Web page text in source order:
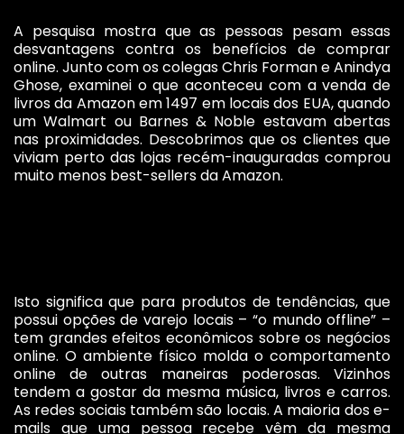
A pesquisa mostra que as pessoas pesam essas
desvantagens contra os benefícios de comprar
online. Junto com os colegas Chris Forman e Anindya
Ghose, examinei o que aconteceu com a venda de
livros da Amazon em 1497 em locais dos EUA, quando
um Walmart ou Barnes & Noble estavam abertas
nas proximidades. Descobrimos que os clientes que
viviam perto das lojas recém-inauguradas comprou
muito menos best-sellers da Amazon.
Isto significa que para produtos de tendências, que
possui opções de varejo locais – “o mundo offline” –
tem grandes efeitos econômicos sobre os negócios
online. O ambiente físico molda o comportamento
online de outras maneiras poderosas. Vizinhos
tendem a gostar da mesma música, livros e carros.
As redes sociais também são locais. A maioria dos e-
mails que uma pessoa recebe vêm da mesma